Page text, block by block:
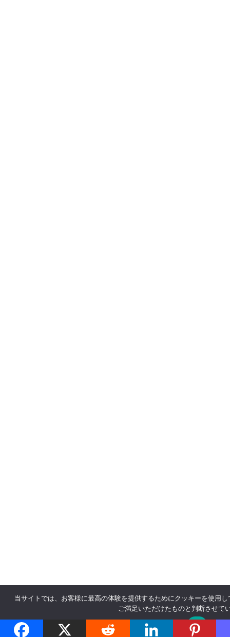
当サイトでは、お客様に最高の体験を提供するためにクッキーを使用
ご満足いただけたものと判断させて
OK